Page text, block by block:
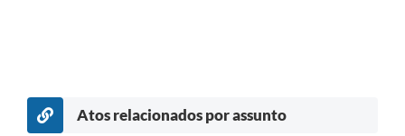
Atos relacionados por assunto